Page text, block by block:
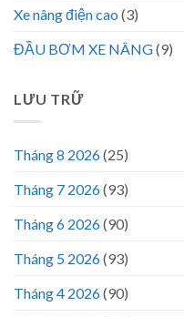
Xe nâng điện cao (3)
ĐẦU BƠM XE NÂNG(9)
LƯU TRỮ
Tháng 8 2026(25)
Tháng 7 2026(93)
Tháng 6 2026(90)
Tháng 5 2026(93)
Tháng 4 2026(90)